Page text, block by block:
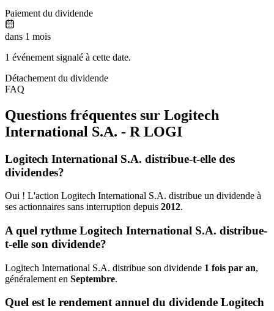
Paiement du dividende
dans 1 mois
1 événement signalé à cette date.
Détachement du dividende
FAQ
Questions fréquentes sur Logitech
International S.A. - R LOGI
Logitech International S.A. distribue-t-elle des
dividendes?
Oui ! L'action Logitech International S.A. distribue un dividende à
ses actionnaires sans interruption depuis 2012.
A quel rythme Logitech International S.A. distribue-
t-elle son dividende?
Logitech International S.A. distribue son dividende 1 fois par an,
généralement en Septembre.
Quel est le rendement annuel du dividende Logitech